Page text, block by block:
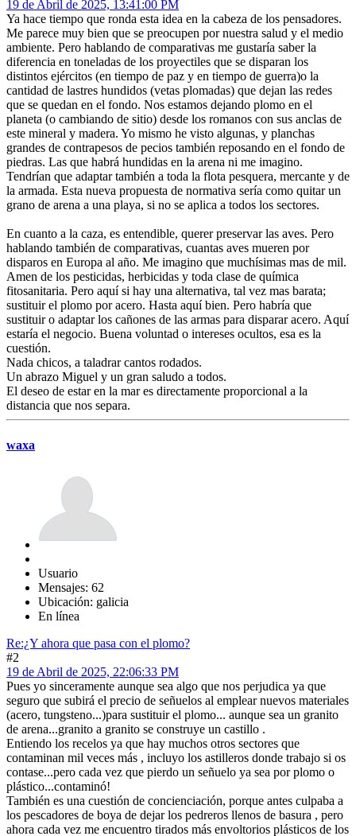
19 de Abril de 2025, 13:41:00 PM
Ya hace tiempo que ronda esta idea en la cabeza de los pensadores.
Me parece muy bien que se preocupen por nuestra salud y el medio
ambiente. Pero hablando de comparativas me gustaría saber la
diferencia en toneladas de los proyectiles que se disparan los
distintos ejércitos (en tiempo de paz y en tiempo de guerra)o la
cantidad de lastres hundidos (vetas plomadas) que dejan las redes
que se quedan en el fondo. Nos estamos dejando plomo en el
planeta (o cambiando de sitio) desde los romanos con sus anclas de
este mineral y madera. Yo mismo he visto algunas, y planchas
grandes de contrapesos de pecios también reposando en el fondo de
piedras. Las que habrá hundidas en la arena ni me imagino.
Tendrían que adaptar también a toda la flota pesquera, mercante y de
la armada. Esta nueva propuesta de normativa sería como quitar un
grano de arena a una playa, si no se aplica a todos los sectores.
En cuanto a la caza, es entendible, querer preservar las aves. Pero
hablando también de comparativas, cuantas aves mueren por
disparos en Europa al año. Me imagino que muchísimas mas de mil.
Amen de los pesticidas, herbicidas y toda clase de química
fitosanitaria. Pero aquí si hay una alternativa, tal vez mas barata;
sustituir el plomo por acero. Hasta aquí bien. Pero habría que
sustituir o adaptar los cañones de las armas para disparar acero. Aquí
estaría el negocio. Buena voluntad o intereses ocultos, esa es la
cuestión.
Nada chicos, a taladrar cantos rodados.
Un abrazo Miguel y un gran saludo a todos.
El deseo de estar en la mar es directamente proporcional a la
distancia que nos separa.
waxa
Usuario
Mensajes: 62
Ubicación: galicia
En línea
Re:¿Y ahora que pasa con el plomo?
#2
19 de Abril de 2025, 22:06:33 PM
Pues yo sinceramente aunque sea algo que nos perjudica ya que
seguro que subirá el precio de señuelos al emplear nuevos materiales
(acero, tungsteno...)para sustituir el plomo... aunque sea un granito
de arena...granito a granito se construye un castillo .
Entiendo los recelos ya que hay muchos otros sectores que
contaminan mil veces más , incluyo los astilleros donde trabajo si os
contase...pero cada vez que pierdo un señuelo ya sea por plomo o
plástico...contaminó!
También es una cuestión de concienciación, porque antes culpaba a
los pescadores de boya de dejar los pedreros llenos de basura , pero
ahora cada vez me encuentro tirados más envoltorios plásticos de los